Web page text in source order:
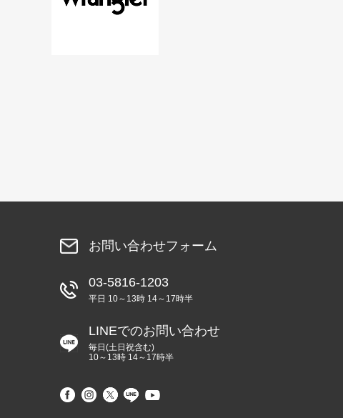
お問い合わせフォーム
03-5816-1203
平日 10～13時 14～17時半
LINEでのお問い合わせ
毎日(土日祝含む)
10～13時 14～17時半